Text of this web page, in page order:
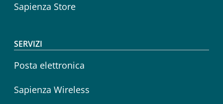
Sapienza Store
SERVIZI
Posta elettronica
Sapienza Wireless